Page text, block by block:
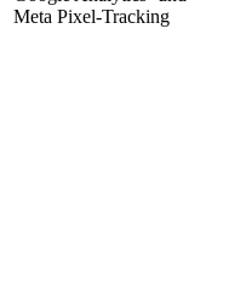
Meta Pixel-Tracking